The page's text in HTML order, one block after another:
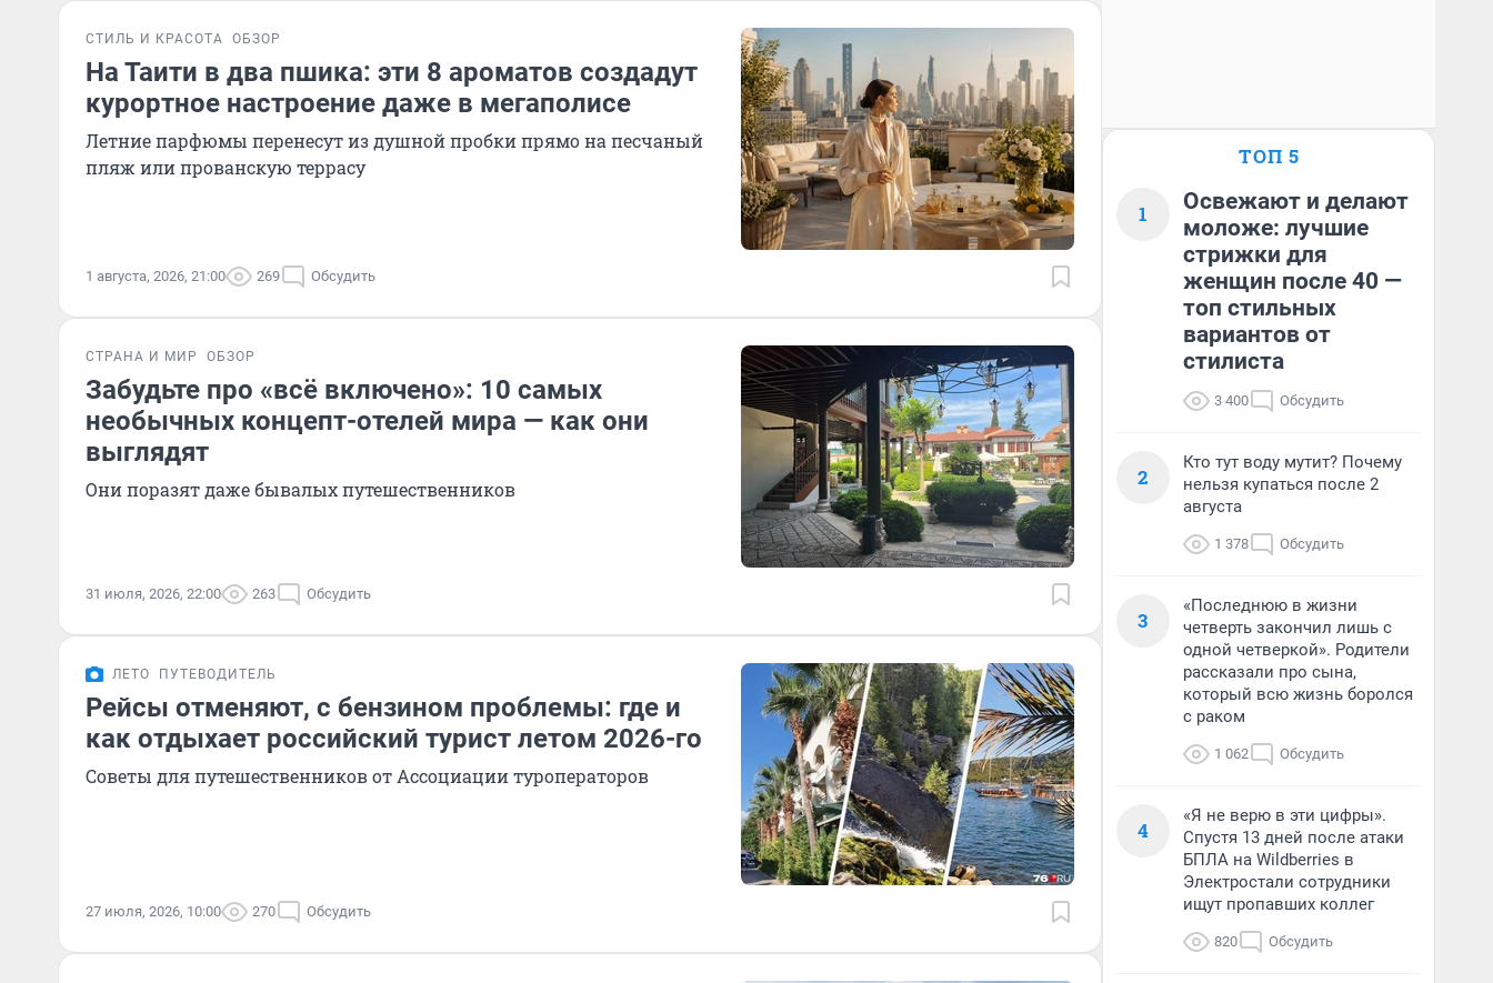
СТИЛЬ И КРАСОТА ОБЗОР
На Таити в два пшика: эти 8 ароматов создадут
курортное настроение даже в мегаполисе
Летние парфюмы перенесут из душной пробки прямо на песчаный
пляж или прованскую террасу
1 августа, 2026, 21:00 269 Обсудить
СТРАНА И МИР ОБЗОР
Забудьте про «всё включено»: 10 самых
необычных концепт-отелей мира — как они
выглядят
Они поразят даже бывалых путешественников
31 июля, 2026, 22:00 263 Обсудить
ЛЕТО ПУТЕВОДИТЕЛЬ
Рейсы отменяют, с бензином проблемы: где и
как отдыхает российский турист летом 2026-го
Советы для путешественников от Ассоциации туроператоров
27 июля, 2026, 10:00 270 Обсудить
ТОП 5
1
Освежают и делают
моложе: лучшие
стрижки для
женщин после 40 —
топ стильных
вариантов от
стилиста
3 400 Обсудить
2
Кто тут воду мутит? Почему
нельзя купаться после 2
августа
1 378 Обсудить
3
«Последнюю в жизни
четверть закончил лишь с
одной четверкой». Родители
рассказали про сына,
который всю жизнь боролся
с раком
1 062 Обсудить
4
«Я не верю в эти цифры».
Спустя 13 дней после атаки
БПЛА на Wildberries в
Электростали сотрудники
ищут пропавших коллег
820 Обсудить